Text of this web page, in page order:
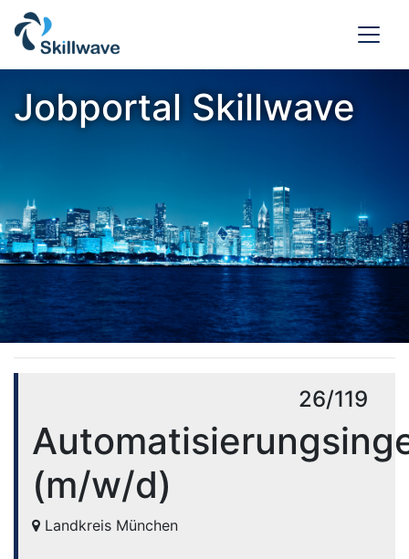
Jobportal Skillwave
26/119
(m/w/d)
Landkreis München